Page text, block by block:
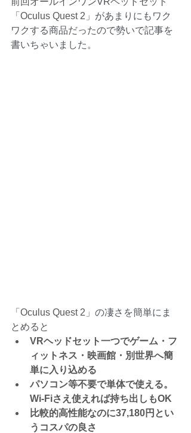
「 Oculus Quest 2 」があまりにもワク
ワクする商品だったので勢いで記事を
書いちゃいました。
「 Oculus Quest 2 」の凄さを簡単にま
とめると
VRヘッドセット一つでゲーム・フ
ィットネス・映画館・別世界へ簡
単に入り込める
パソコン等不要で単体で使える。
Wi-Fiさえ使えれば持ち出しもOK
比較的高性能なのに37,180円とい
うコスパの良さ